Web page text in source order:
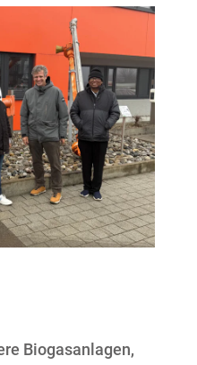
Biogasanlagen,